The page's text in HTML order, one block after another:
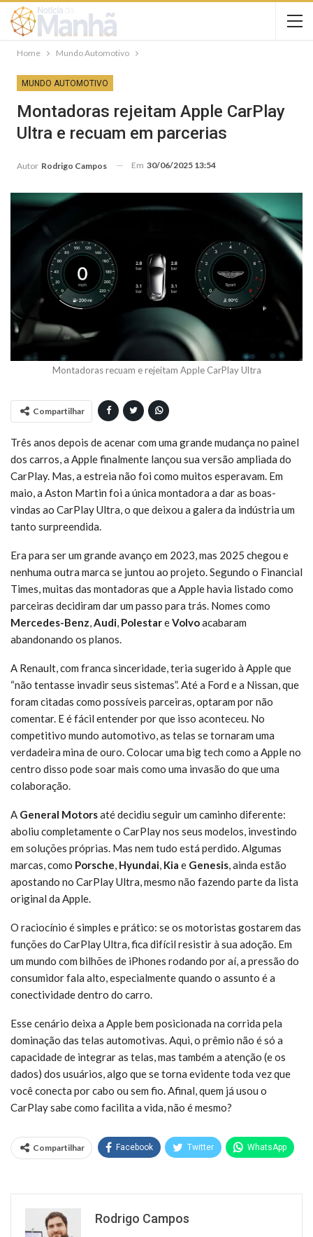
Home Mundo Automotivo
MUNDO AUTOMOTIVO
Montadoras rejeitam Apple CarPlay
Ultra e recuam em parcerias
Autor Rodrigo Campos Em 30/06/2025 13:54
Montadoras recuam e rejeitam Apple CarPlay Ultra
Compartilhar
Três anos depois de acenar com uma grande mudança no painel
dos carros, a Apple finalmente lançou sua versão ampliada do
CarPlay. Mas, a estreia não foi como muitos esperavam. Em
maio, a Aston Martin foi a única montadora a dar as boas-
vindas ao CarPlay Ultra, o que deixou a galera da indústria um
tanto surpreendida.
Era para ser um grande avanço em 2023, mas 2025 chegou e
nenhuma outra marca se juntou ao projeto. Segundo o Financial
Times, muitas das montadoras que a Apple havia listado como
parceiras decidiram dar um passo para trás. Nomes como
Mercedes-Benz,Audi, PolestareVolvoacabaram
abandonando os planos.
A Renault, com franca sinceridade, teria sugerido à Apple que
“não tentasse invadir seus sistemas”. Até a Ford e a Nissan, que
foram citadas como possíveis parceiras, optaram por não
comentar. E é fácil entender por que isso aconteceu. No
competitivo mundo automotivo, as telas se tornaram uma
verdadeira mina de ouro. Colocar uma big tech como a Apple no
centro disso pode soar mais como uma invasão do que uma
colaboração.
A General Motorsaté decidiu seguir um caminho diferente:
aboliu completamente o CarPlay nos seus modelos, investindo
em soluções próprias. Mas nem tudo está perdido. Algumas
marcas, como Porsche, Hyundai, Kia e Genesis, ainda estão
apostando no CarPlay Ultra, mesmo não fazendo parte da lista
original da Apple.
O raciocínio é simples e prático: se os motoristas gostarem das
funções do CarPlay Ultra, fica difícil resistir à sua adoção. Em
um mundo com bilhões de iPhones rodando por aí, a pressão do
consumidor fala alto, especialmente quando o assunto é a
conectividade dentro do carro.
Esse cenário deixa a Apple bem posicionada na corrida pela
dominação das telas automotivas. Aqui, o prêmio não é só a
capacidade de integrar as telas, mas também a atenção (e os
dados) dos usuários, algo que se torna evidente toda vez que
você conecta por cabo ou sem fio. Afinal, quem já usou o
CarPlay sabe como facilita a vida, não é mesmo?
Compartilhar Facebook Twitter WhatsApp
Rodrigo Campos